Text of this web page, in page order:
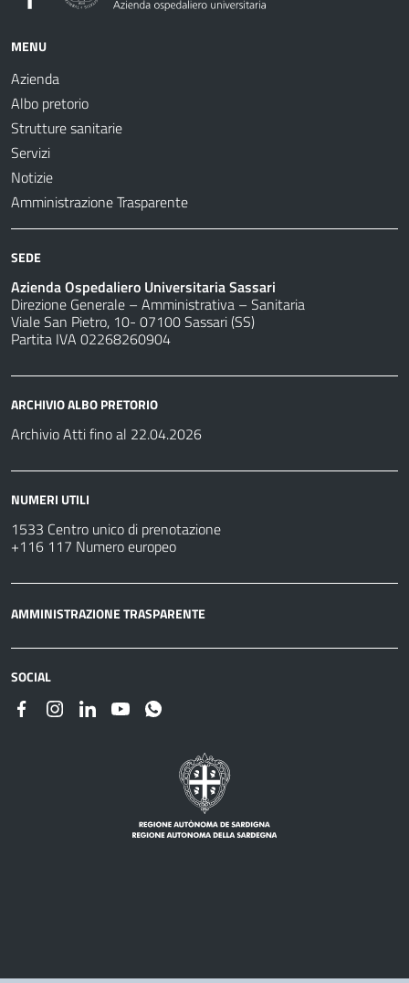
MENU
Azienda
Albo pretorio
Strutture sanitarie
Servizi
Notizie
Amministrazione Trasparente
SEDE
Azienda Ospedaliero Universitaria Sassari
Direzione Generale – Amministrativa – Sanitaria
Viale San Pietro, 10- 07100 Sassari (SS)
Partita IVA 02268260904
ARCHIVIO ALBO PRETORIO
Archivio Atti fino al 22.04.2026
NUMERI UTILI
1533 Centro unico di prenotazione
+116 117 Numero europeo
AMMINISTRAZIONE TRASPARENTE
SOCIAL